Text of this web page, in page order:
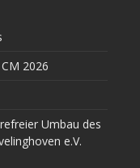
2026
Umbau des
e.V.